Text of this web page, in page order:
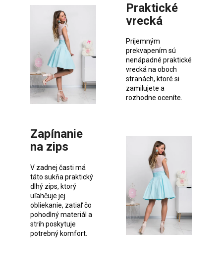
Praktické
vrecká
Príjemným
prekvapením sú
nenápadné praktické
vrecká na oboch
stranách, ktoré si
zamilujete a
rozhodne oceníte.
Zapínanie
na zips
V zadnej časti má
táto sukňa praktický
dlhý zips, ktorý
uľahčuje jej
obliekanie, zatiaľ čo
pohodlný materiál a
strih poskytuje
potrebný komfort.